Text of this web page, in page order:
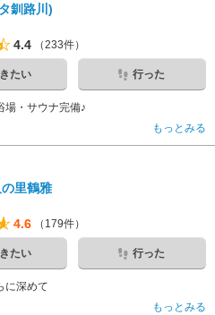
釧路川)
4.4 （233件）
たい 行った
場・サウナ完備♪
もっとみる
里鶴雅
4.6 （179件）
たい 行った
に深めて
もっとみる